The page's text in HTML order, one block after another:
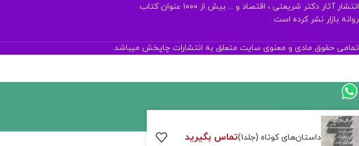
انتشار آثار دکتر شریعتی ، اقتصاد و ... بیش از ۱۰۰۰ عنوان کتاب
روانه بازار نشر کرده است .
تمامی حقوق مادی و معنوی سایت متعلق به انتشارات چاپخش میباشد.
داستان‌های کوتاه (جلد1) تماس بگیرید
اگر
موجود
نیست,